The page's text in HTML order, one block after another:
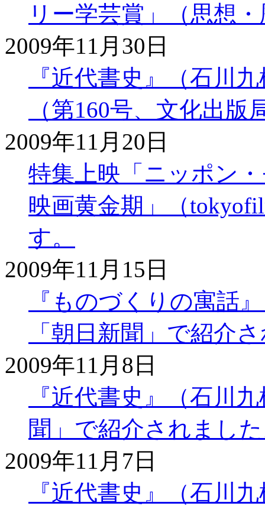
リー学芸賞」（思想
2009年11月30日
『近代書史』（石川
（第160号、文化出
2009年11月20日
特集上映「ニッポン
映画黄金期」（
す。
2009年11月15日
『ものづくりの寓話
「朝日新聞」で紹介
2009年11月8日
『近代書史』（石川
聞」で紹介されまし
2009年11月7日
『近代書史』（石川